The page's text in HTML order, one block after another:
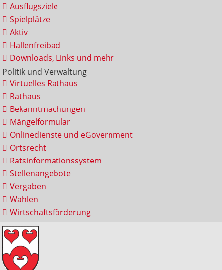
Ausflugsziele
Spielplätze
Aktiv
Hallenfreibad
Downloads, Links und mehr
Politik und Verwaltung
Virtuelles Rathaus
Rathaus
Bekanntmachungen
Mängelformular
Onlinedienste und eGovernment
Ortsrecht
Ratsinformationssystem
Stellenangebote
Vergaben
Wahlen
Wirtschaftsförderung